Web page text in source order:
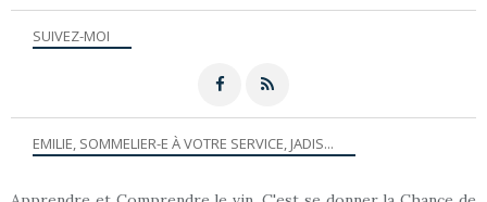
SUIVEZ-MOI
EMILIE, SOMMELIER-E À VOTRE SERVICE, JADIS...